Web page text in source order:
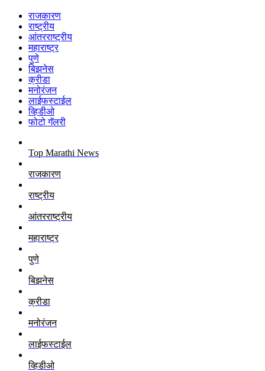
राजकारण
राष्ट्रीय
आंतरराष्ट्रीय
महाराष्ट्र
पुणे
बिझनेस
क्रीडा
मनोरंजन
लाईफस्टाईल
व्हिडीओ
फोटो गॅलरी
Top Marathi News
राजकारण
राष्ट्रीय
आंतरराष्ट्रीय
महाराष्ट्र
पुणे
बिझनेस
क्रीडा
मनोरंजन
लाईफस्टाईल
व्हिडीओ